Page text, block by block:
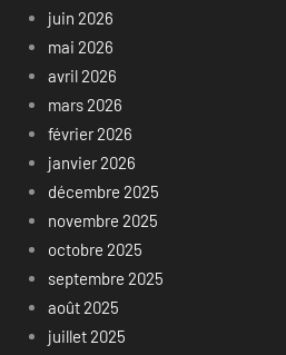
juin 2026
mai 2026
avril 2026
mars 2026
février 2026
janvier 2026
décembre 2025
novembre 2025
octobre 2025
septembre 2025
août 2025
juillet 2025